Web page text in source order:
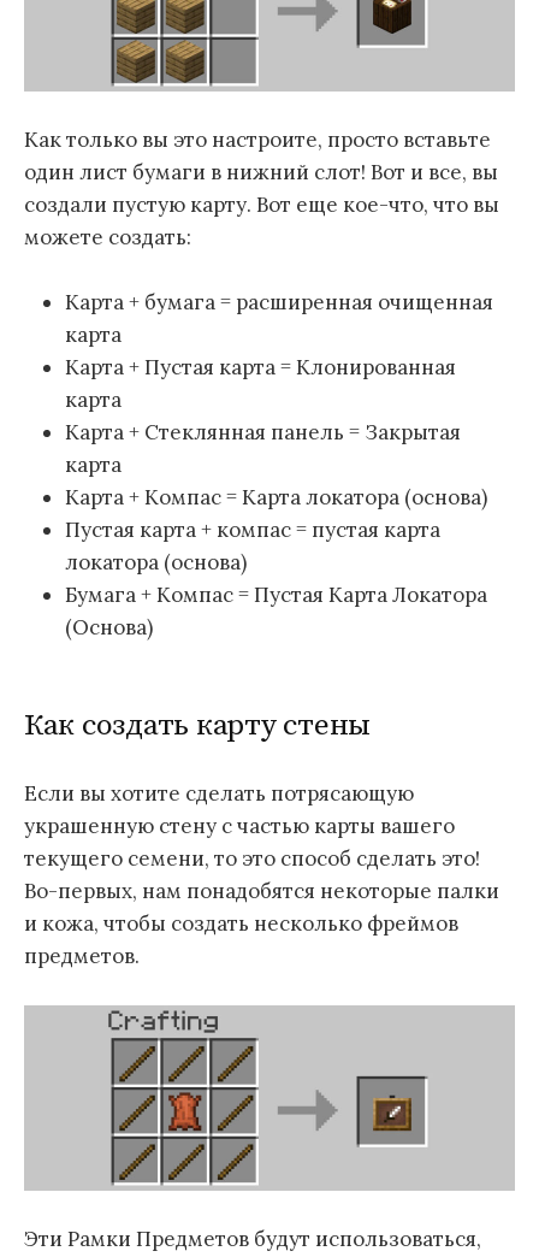
Как только вы это настроите, просто вставьте
один лист бумаги в нижний слот! Вот и все, вы
создали пустую карту. Вот еще кое-что, что вы
можете создать:
Карта + бумага = расширенная очищенная
карта
Карта + Пустая карта = Клонированная
карта
Карта + Стеклянная панель = Закрытая
карта
Карта + Компас = Карта локатора‌ (основа)
Пустая карта + компас = пустая карта
локатора‌ (основа)
Бумага + Компас = Пустая Карта Локатора‌
(Основа)
Как создать карту стены
Если вы хотите сделать потрясающую
украшенную стену с частью карты вашего
текущего семени, то это способ сделать это!
Во-первых, нам понадобятся некоторые палки
и кожа, чтобы создать несколько фреймов
предметов.
Эти Рамки Предметов будут использоваться,